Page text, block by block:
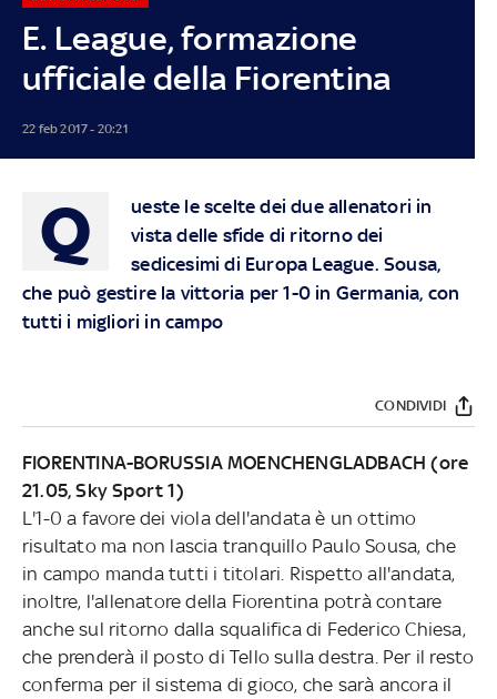
E. League, formazione
ufficiale della Fiorentina
22 feb 2017 - 20:21
Q
ueste le scelte dei due allenatori in
vista delle sfide di ritorno dei
sedicesimi di Europa League. Sousa,
che può gestire la vittoria per 1-0 in Germania, con
tutti i migliori in campo
CONDIVIDI
FIORENTINA-BORUSSIA MOENCHENGLADBACH (ore
21.05, Sky Sport 1)
L'1-0 a favore dei viola dell'andata è un ottimo
risultato ma non lascia tranquillo Paulo Sousa, che
in campo manda tutti i titolari. Rispetto all'andata,
inoltre, l'allenatore della Fiorentina potrà contare
anche sul ritorno dalla squalifica di Federico Chiesa,
che prenderà il posto di Tello sulla destra. Per il resto
conferma per il sistema di gioco, che sarà ancora il